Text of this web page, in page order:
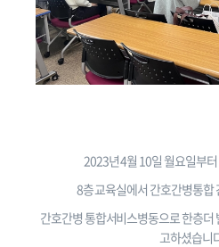
2023년 4월 10일 월요일부
8층 교육실에서 간호간병통합
간호간병 통합서비스병동으로 한층더
고하셨습니